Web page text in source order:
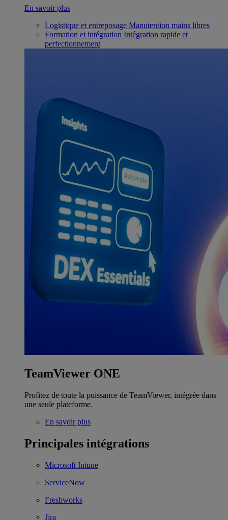
En savoir plus
Logistique et entreposage Manutention mains libres
Formation et intégration Intégration rapide et
perfectionnement
TeamViewer ONE
Profitez de toute la puissance de TeamViewer, intégrée dans
une seule plateforme.
En savoir plus
Principales intégrations
Microsoft Intune
ServiceNow
Freshworks
Jira